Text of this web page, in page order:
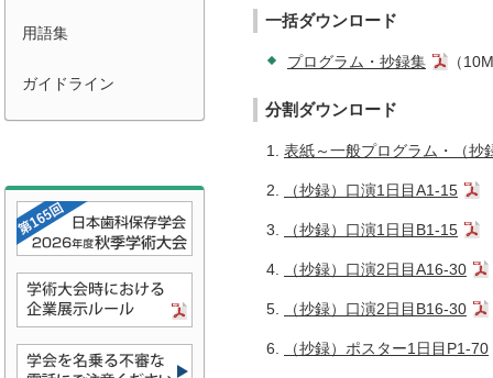
一括ダウンロード
プログラム・抄録集 （
分割ダウンロード
表紙～一般プログラム・（抄
（抄録）口演1日目A1-15
（抄録）口演1日目B1-15
（抄録）口演2日目A16-30
（抄録）口演2日目B16-30
（抄録）ポスター1日目P1-70
用語集
ガイドライン